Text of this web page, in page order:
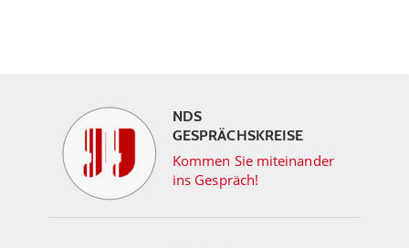
NDS
GESPRÄCHSKREISE
Kommen Sie miteinander
ins Gespräch!